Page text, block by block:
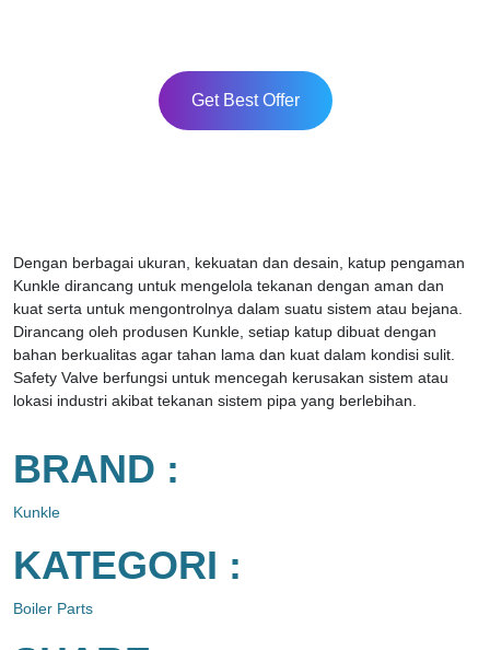
Get Best Offer
Dengan berbagai ukuran, kekuatan dan desain, katup pengaman
Kunkle dirancang untuk mengelola tekanan dengan aman dan
kuat serta untuk mengontrolnya dalam suatu sistem atau bejana.
Dirancang oleh produsen Kunkle, setiap katup dibuat dengan
bahan berkualitas agar tahan lama dan kuat dalam kondisi sulit.
Safety Valve berfungsi untuk mencegah kerusakan sistem atau
lokasi industri akibat tekanan sistem pipa yang berlebihan.
BRAND :
Kunkle
KATEGORI :
Boiler Parts